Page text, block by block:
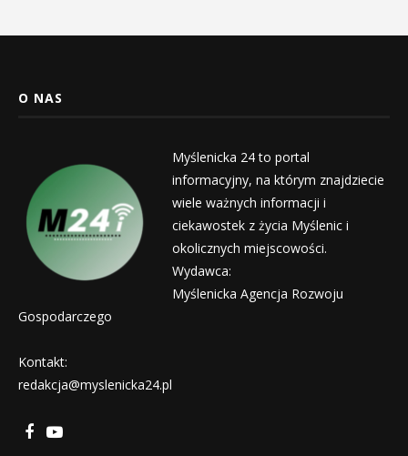
O NAS
Myślenicka 24 to portal
informacyjny, na którym znajdziecie
wiele ważnych informacji i
ciekawostek z życia Myślenic i
okolicznych miejscowości.
Wydawca:
Myślenicka Agencja Rozwoju
Gospodarczego
Kontakt:
redakcja@myslenicka24.pl